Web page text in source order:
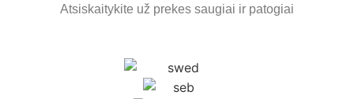
Atsiskaitykite už prekes saugiai ir patogiai